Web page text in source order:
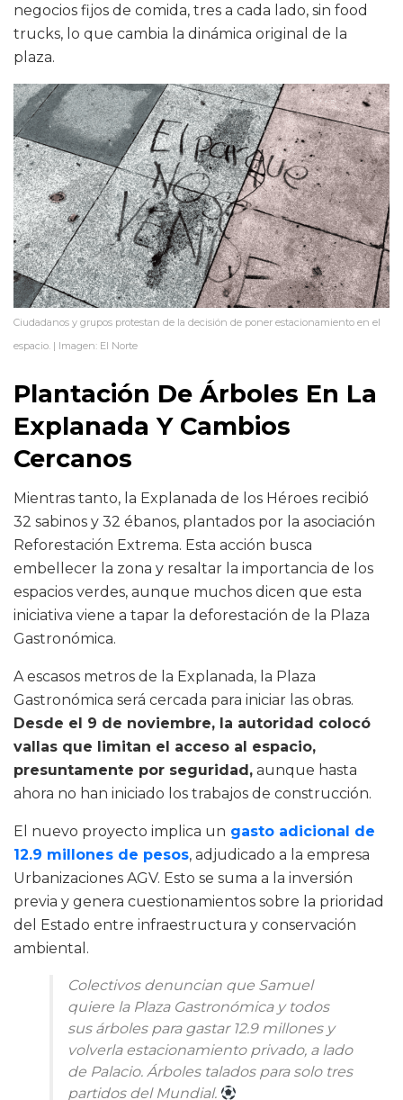
negocios fijos de comida, tres a cada lado, sin food
trucks, lo que cambia la dinámica original de la
plaza.
Ciudadanos y grupos protestan de la decisión de poner estacionamiento en el
espacio. | Imagen: El Norte
Plantación De Árboles En La
Explanada Y Cambios
Cercanos
Mientras tanto, la Explanada de los Héroes recibió
32 sabinos y 32 ébanos, plantados por la asociación
Reforestación Extrema. Esta acción busca
embellecer la zona y resaltar la importancia de los
espacios verdes, aunque muchos dicen que esta
iniciativa viene a tapar la deforestación de la Plaza
Gastronómica.
A escasos metros de la Explanada, la Plaza
Gastronómica será cercada para iniciar las obras.
Desde el 9 de noviembre, la autoridad colocó
vallas que limitan el acceso al espacio,
presuntamente por seguridad, aunque hasta
ahora no han iniciado los trabajos de construcción.
El nuevo proyecto implica un gasto adicional de
12.9 millones de pesos, adjudicado a la empresa
Urbanizaciones AGV. Esto se suma a la inversión
previa y genera cuestionamientos sobre la prioridad
del Estado entre infraestructura y conservación
ambiental.
Colectivos denuncian que Samuel
quiere la Plaza Gastronómica y todos
sus árboles para gastar 12.9 millones y
volverla estacionamiento privado, a lado
de Palacio. Árboles talados para solo tres
partidos del Mundial.